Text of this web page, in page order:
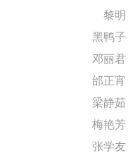
黎明
黑鸭子
邓丽君
邰正宵
梁静茹
梅艳芳
张学友